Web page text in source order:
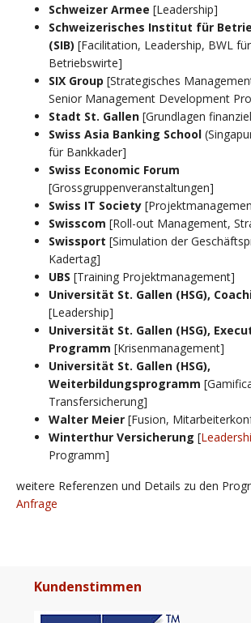
Schweizer Armee [Leadership]
Schweizerisches Institut für
(SIB) [Facilitation, Leadership, BWL
Betriebswirte]
SIX Group [Strategisches
Senior Management Development
Stadt St. Gallen [Grundlagen
Swiss Asia Banking School
für Bankkader]
Swiss Economic Forum
[Grossgruppenveranstaltungen]
Swiss IT Society
Swisscom [Roll-out Management,
Swissport [Simulation der
Kadertag]
UBS [Training Projektmanagement]
Universität St. Gallen (HSG),
[Leadership]
Universität St. Gallen (HSG),
Programm [Krisenmanagement]
Universität St. Gallen (HSG),
Weiterbildungsprogramm
Transfersicherung]
Walter Meier [Fusion,
Winterthur Versicherung [
Programm]
weitere Referenzen und Details zu den
Anfrage
Kundenstimmen